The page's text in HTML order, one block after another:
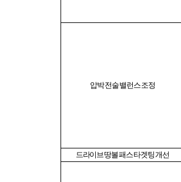
압박 전술 밸런스 조정
드라이브 땅볼 패스 타겟팅 개선